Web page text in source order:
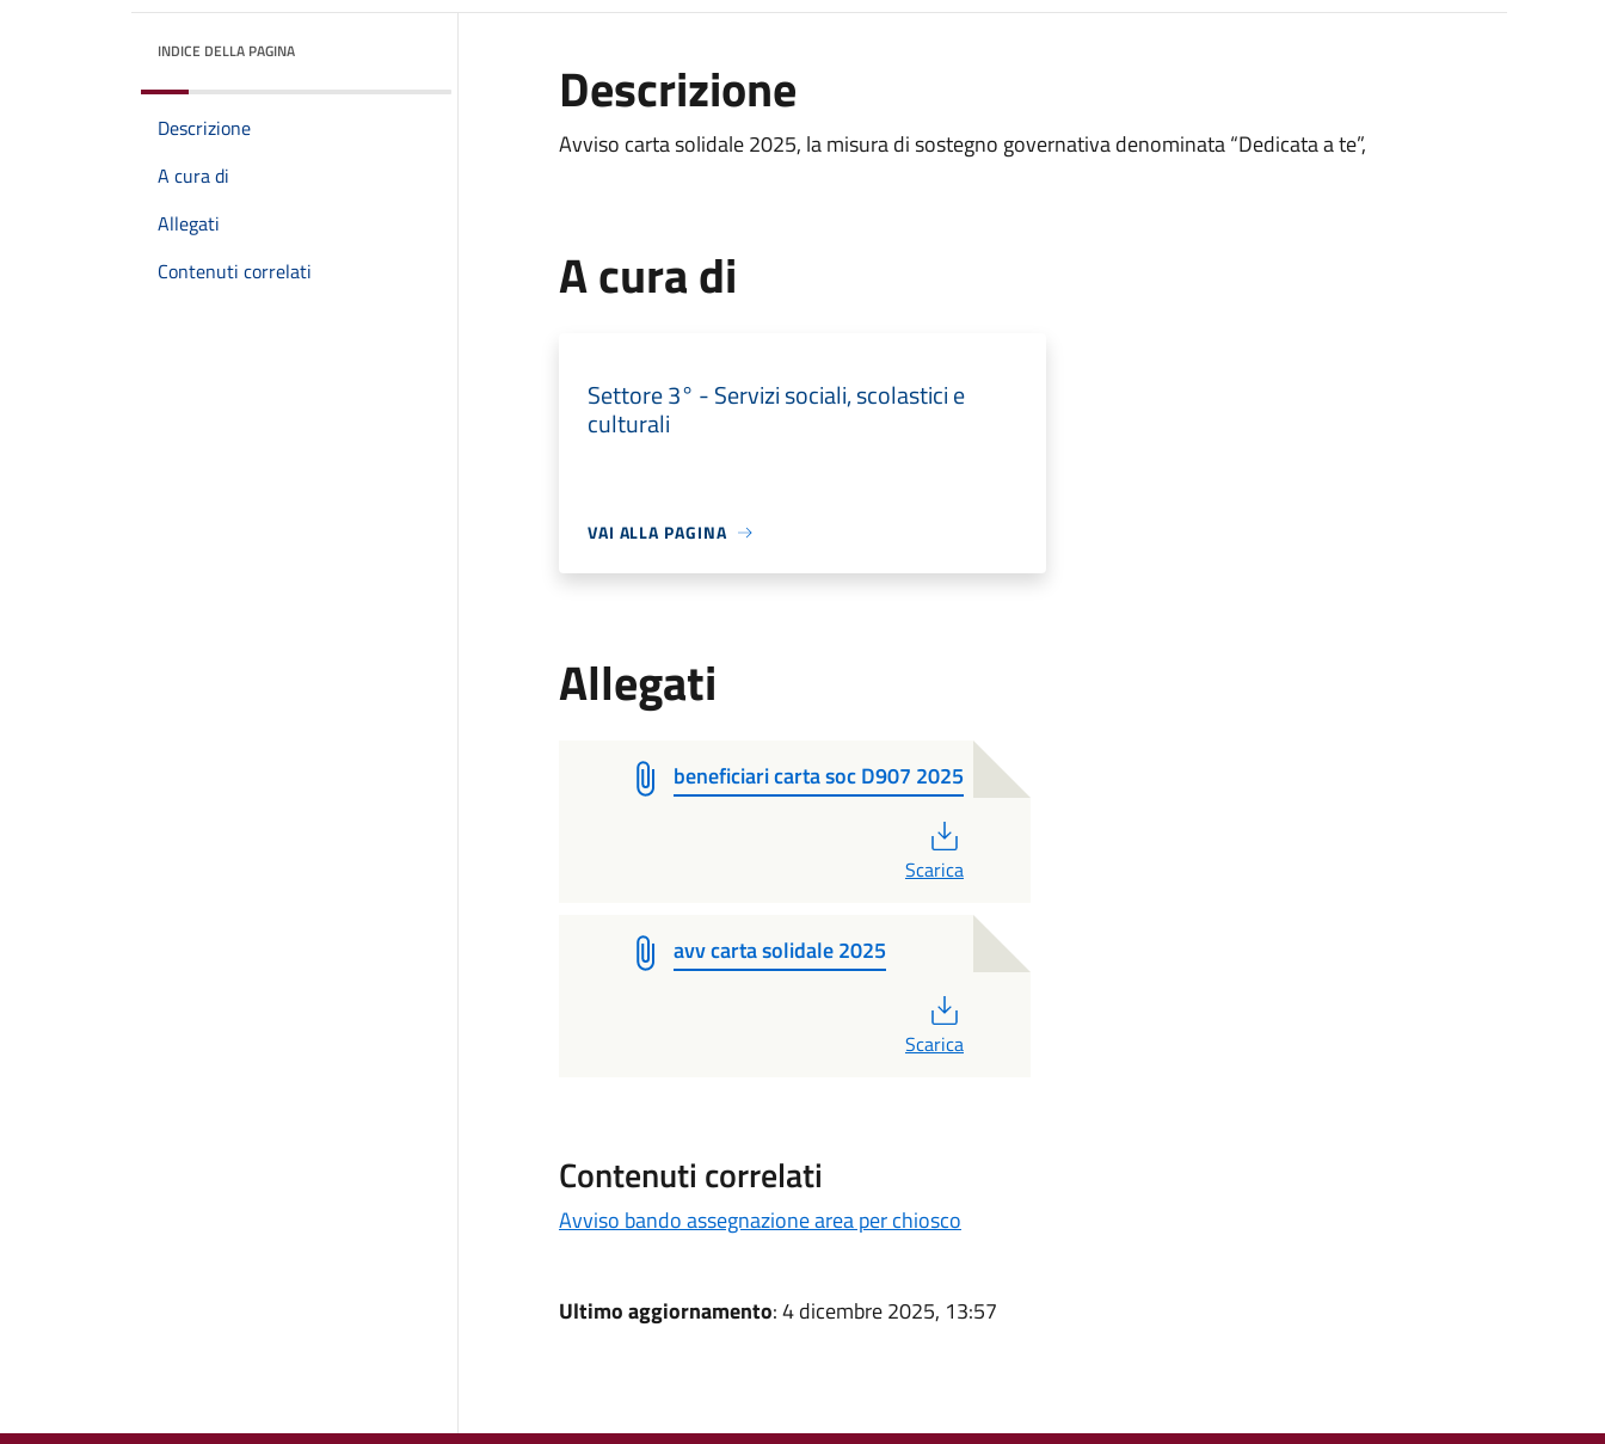
INDICE DELLA PAGINA
Descrizione
A cura di
Allegati
Contenuti correlati
Descrizione
Avviso carta solidale 2025, la misura di sostegno governativa denominata “Dedicata a te”,
A cura di
Settore 3° - Servizi sociali, scolastici e
culturali
VAI ALLA PAGINA
Allegati
beneficiari carta soc D907 2025
Scarica
avv carta solidale 2025
Scarica
Contenuti correlati
Avviso bando assegnazione area per chiosco
Ultimo aggiornamento: 4 dicembre 2025, 13:57